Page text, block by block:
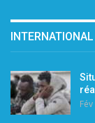
INTERNATIONAL